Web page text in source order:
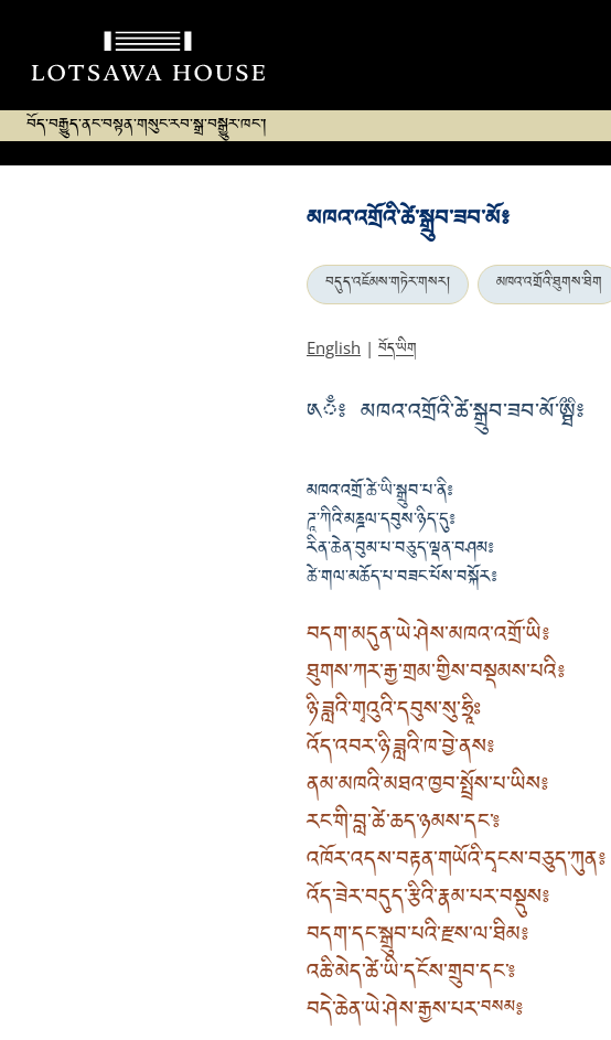
བོད་བརྒྱུད་ནང་བསྟན་གསུང་རབ་སྒྲ་བསྒྱུར་ཁང་།
མཁའ་འགྲོའི་ཚེ་སྒྲུབ་ཟབ་མོ༔
བདུད་འཇོམས་གཏེར་གསར། མཁའ་འགྲོའི་ཐུགས་ཐིག
English | བོད་ཡིག
༁ྃ༔ མཁའ་འགྲོའི་ཚེ་སྒྲུབ་ཟབ་མོ་ཨྠིྀ༔
མཁའ་འགྲོ་ཚེ་ཡི་སྒྲུབ་པ་ནི༔
ཌཱ་ཀིའི་མཎྜལ་དབུས་ཉིད་དུ༔
རིན་ཆེན་བུམ་པ་བཅུད་ལྡན་བཤམ༔
ཚེ་གལ་མཆོད་པ་བཟང་པོས་བསྐོར༔
བདག་མདུན་ཡེ་ཤེས་མཁའ་འགྲོ་ཡི༔
ཐུགས་ཀར་རྒྱ་གྲམ་གྱིས་བསྡམས་པའི༔
ཉི་ཟླའི་གྭའུའི་དབུས་སུ་ཧྲཱིཿ
འོད་འབར་ཉི་ཟླའི་ཁ་བྱེ་ནས༔
ནམ་མཁའི་མཐའ་ཁྱབ་སྤྲོས་པ་ཡིས༔
རང་གི་བླ་ཚེ་ཆད་ཉམས་དང་༔
འཁོར་འདས་བརྟན་གཡོའི་དྭངས་བཅུད་ཀུན༔
འོད་ཟེར་བདུད་རྩིའི་རྣམ་པར་བསྡུས༔
བདག་དང་སྒྲུབ་པའི་རྫས་ལ་ཐིམ༔
འཆི་མེད་ཚེ་ཡི་དངོས་གྲུབ་དང་༔
བདེ་ཆེན་ཡེ་ཤེས་རྒྱས་པར་བསམ༔